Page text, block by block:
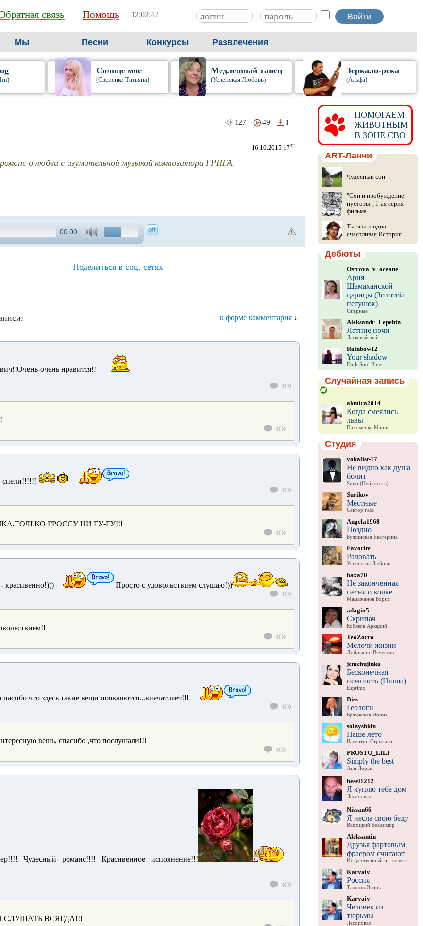
связь Помощь 12:02:43
Мы Песни Конкурсы Развлечения
Солнце мое
(Овсиенко Татьяна)
Медленный танец
(Успенская Любовь)
Зеркало-река
(Альфа)
127 49 1
16.10.2015 1732
о любви с изумительной музыкой композитора ГРИГА.
00:00
Поделиться в соц. сетях
к форме комментария↓
очень нравится!!
спели!!!!!!
ГРОССУ НИ ГУ-ГУ!!!
Просто с удовольствием слушаю!))
что здесь такие вещи появляются...впечатляет!!!
вещь, спасибо ,что послушали!!!
Чудесный романс!!!! Красивенное исполнение!!!
СЛУШАТЬ ВСЯГДА!!!
ПОМОГАЕМ
ЖИВОТНЫМ
В ЗОНЕ СВО
ART-Ланчи
Чудесный сон
"Сон и пробуждение
пустоты", 1-ая серия
фильма
Тысяча и одна
счастливая История
Дебюты
Ostrova_v_oceane
Ария
Шамаханской
царицы (Золотой
петушок)
Оперные
Aleksandr_Lepehin
Летние ночи
Ласковый май
Rainbow12
Your shadow
Dark Soul Blues
Случайная запись
akmira2814
Когда смеялись
львы
Пахоменко Мария
Студия
vokalist-17
Не видно как душа
болит
Suno (Нейросеть)
Surikov
Местные
Сектор газа
Angela1968
Поздно
Бужинская Екатерина
Favorite
Радовать
Успенская Любовь
baxa70
Не законченная
песня о волке
Мамажанов Борис
adagio5
Скрипач
Кобяков Аркадий
TeoZorro
Мелочи жизни
Добрынин Вячеслав
jemchujinka
Бесконечная
нежность (Нюша)
Esprimo
Biss
Геологи
Бржевская Ирина
solnyshkin
Наше лето
Валентин Стрыкало
PROSTO_LILI
Simply the best
Ани Лорак
besel1212
Я куплю тебе дом
Лесоповал
Nissan66
Я несла свою беду
Высоцкий Владимир
Aleksantin
Друзья фартовым
фраером считают
Искусственный интеллект
Karvaiv
Россия
Тальков Игорь
Karvaiv
Человек из
тюрьмы
Лесоповал